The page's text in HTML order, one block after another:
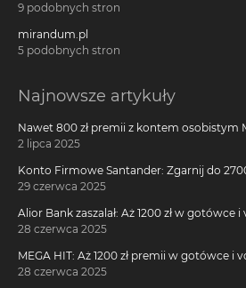
9 podobnych stron
mirandum.pl
5 podobnych stron
Najnowsze artykuły
Nawet 800 zł premii z kontem osobistym
2 lipca 2025
Konto Firmowe Santander: Zgarnij do
29 czerwca 2025
Alior Bank zaszalał: Aż 1200 zł w
darmowego konta!
28 czerwca 2025
MEGA HIT: Aż 1200 zł premii w gotówce i
kartę kredytową Citi Simplicity
28 czerwca 2025